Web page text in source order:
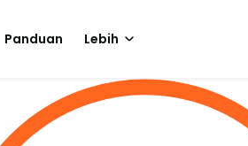
Panduan Lebih